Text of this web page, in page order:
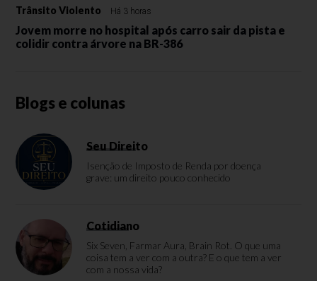
Trânsito Violento Há 3 horas
Jovem morre no hospital após carro sair da pista e
colidir contra árvore na BR-386
Blogs e colunas
Seu Direito
Isenção de Imposto de Renda por doença
grave: um direito pouco conhecido
Cotidiano
Six Seven, Farmar Aura, Brain Rot. O que uma
coisa tem a ver com a outra? E o que tem a ver
com a nossa vida?